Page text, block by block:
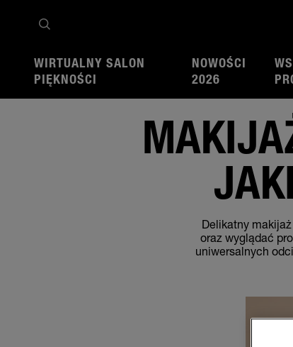
WIRTUALNY SALON
PIĘKNOŚCI
NOWOŚCI
2026
Strona główna Porady makijażowe Pełen makijaż Makijaż dzienny krok po
Delikatny
oraz wyglądać
uniwersalnych